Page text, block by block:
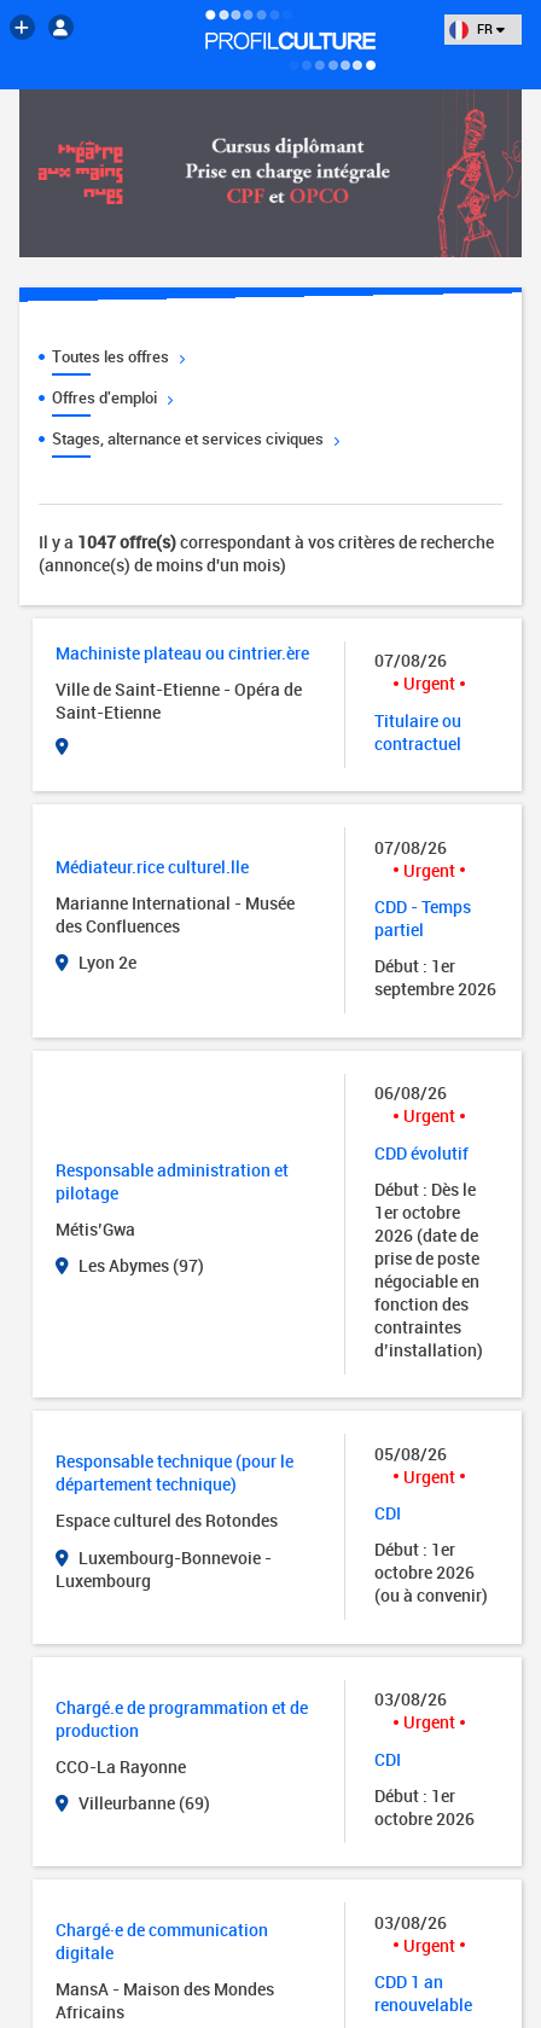
FR
Toutes les offres
Offres d'emploi
Stages, alternance et services civiques
Il y a 1047 offre(s)correspondant à vos critères de recherche
(annonce(s) de moins d'un mois)
Machiniste plateau ou cintrier.ère
Ville de Saint-Etienne - Opéra de
Saint-Etienne
07/08/26
Urgent
Titulaire ou
contractuel
Médiateur.rice culturel.lle
Marianne International - Musée
des Confluences
Lyon 2e
07/08/26
Urgent
CDD - Temps
partiel
Début : 1er
septembre 2026
Responsable administration et
pilotage
Métis’Gwa
Les Abymes (97)
06/08/26
Urgent
CDD évolutif
Début : Dès le
1er octobre
2026 (date de
prise de poste
négociable en
fonction des
contraintes
d’installation)
Responsable technique (pour le
département technique)
Espace culturel des Rotondes
Luxembourg-Bonnevoie -
Luxembourg
05/08/26
Urgent
CDI
Début : 1er
octobre 2026
(ou à convenir)
Chargé.e de programmation et de
production
CCO-La Rayonne
Villeurbanne (69)
03/08/26
Urgent
CDI
Début : 1er
octobre 2026
Chargé·e de communication
digitale
MansA - Maison des Mondes
Africains
03/08/26
Urgent
CDD 1 an
renouvelable